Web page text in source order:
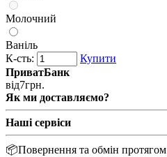
Молочний
Ваніль
К-сть:
Купити
ПриватБанк
від7грн.
Як ми доставляємо?
Наші сервіси
📦Повернення та обмін протягом